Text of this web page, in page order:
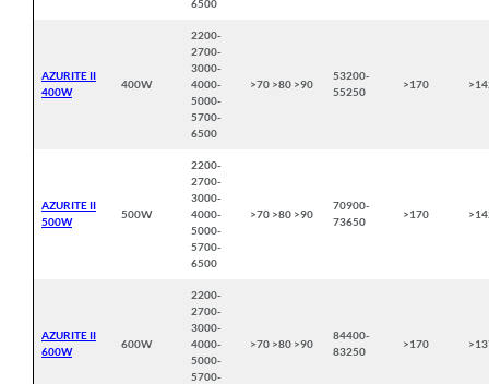
6500
AZURITE II
400W
400W
2200-
2700-
3000-
4000-
5000-
5700-
6500
>70 >80 >90
53200-
55250
>170
AZURITE II
500W
500W
2200-
2700-
3000-
4000-
5000-
5700-
6500
>70 >80 >90
70900-
73650
>170
AZURITE II
600W
600W
2200-
2700-
3000-
4000-
5000-
5700-
>70 >80 >90
84400-
83250
>170